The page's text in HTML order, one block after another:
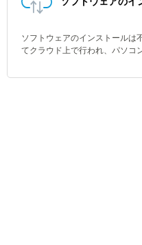
ソフトウェアのインストールは
てクラウド上で行われ、パソコ